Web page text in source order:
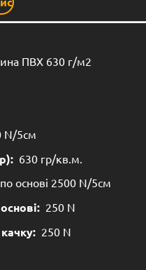
ПВХ 630 г/м2
N/5см
630 гр/кв.м.
основі 2500 N/5см
250 N
250 N